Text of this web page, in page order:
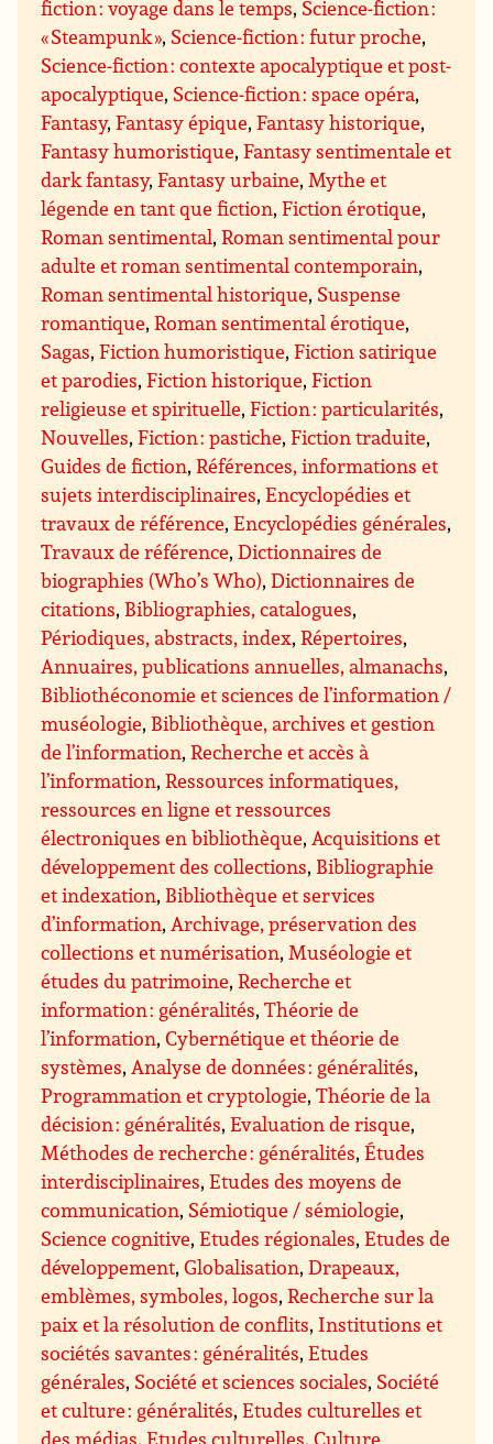
fiction : voyage dans le temps, Science-fiction :
« Steampunk », Science-fiction : futur proche,
Science-fiction : contexte apocalyptique et post-
apocalyptique, Science-fiction : space opéra,
Fantasy,Fantasy épique,Fantasy historique,
Fantasy humoristique,Fantasy sentimentale et
dark fantasy,Fantasy urbaine,Mythe et
légende en tant que fiction,Fiction érotique,
Roman sentimental,Roman sentimental pour
adulte et roman sentimental contemporain,
Roman sentimental historique, Suspense
romantique,Roman sentimental érotique,
Sagas,Fiction humoristique,Fiction satirique
et parodies,Fiction historique,Fiction
religieuse et spirituelle,Fiction : particularités,
Nouvelles,Fiction : pastiche,Fiction traduite,
Guides de fiction,Références, informations et
sujets interdisciplinaires,Encyclopédies et
travaux de référence,Encyclopédies générales,
Travaux de référence,Dictionnaires de
biographies (Who’s Who),Dictionnaires de
citations, Bibliographies, catalogues,
Périodiques, abstracts, index,Répertoires,
Annuaires, publications annuelles, almanachs,
Bibliothéconomie et sciences de l’information /
muséologie, Bibliothèque, archives et gestion
de l’information,Recherche et accès à
l’information,Ressources informatiques,
ressources en ligne et ressources
électroniques en bibliothèque,Acquisitions et
développement des collections, Bibliographie
et indexation, Bibliothèque et services
d’information,Archivage, préservation des
collections et numérisation,Muséologie et
études du patrimoine,Recherche et
information : généralités,Théorie de
l’information,Cybernétique et théorie de
systèmes,Analyse de données : généralités,
Programmation et cryptologie,Théorie de la
décision : généralités,Evaluation de risque,
Méthodes de recherche : généralités,Études
interdisciplinaires,Etudes des moyens de
communication, Sémiotique / sémiologie,
Science cognitive,Etudes régionales,Etudes de
développement,Globalisation,Drapeaux,
emblèmes, symboles, logos,Recherche sur la
paix et la résolution de conflits, Institutions et
sociétés savantes : généralités,Etudes
générales, Société et sciences sociales, Société
et culture : généralités,Etudes culturelles et
des médias,Etudes culturelles,Culture